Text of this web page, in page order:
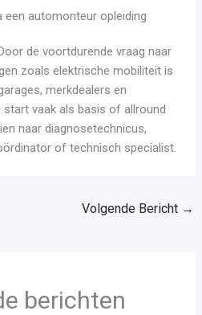
een automonteur opleiding
de voortdurende vraag naar
zoals elektrische mobiliteit is
merkdealers en
start vaak als basis of allround
naar diagnosetechnicus,
of technisch specialist.
Volgende Bericht →
berichten